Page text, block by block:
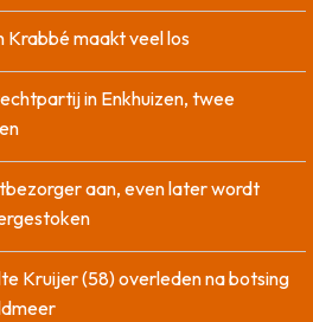
maakt veel los
in Enkhuizen, twee
aan, even later wordt
Kruijer (58) overleden na botsing